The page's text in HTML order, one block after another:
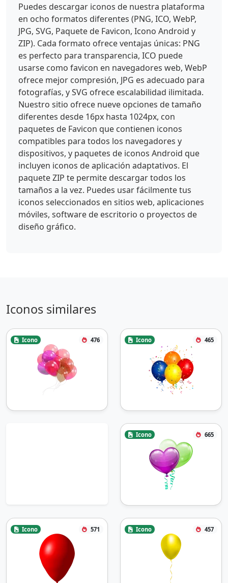
Puedes descargar iconos de nuestra plataforma
en ocho formatos diferentes (PNG, ICO, WebP,
JPG, SVG, Paquete de Favicon, Icono Android y
ZIP). Cada formato ofrece ventajas únicas: PNG
es perfecto para transparencia, ICO puede
usarse como favicon en navegadores web, WebP
ofrece mejor compresión, JPG es adecuado para
fotografías, y SVG ofrece escalabilidad ilimitada.
Nuestro sitio ofrece nueve opciones de tamaño
diferentes desde 16px hasta 1024px, con
paquetes de Favicon que contienen iconos
compatibles para todos los navegadores y
dispositivos, y paquetes de iconos Android que
incluyen iconos de aplicación adaptativos. El
paquete ZIP te permite descargar todos los
tamaños a la vez. Puedes usar fácilmente tus
iconos seleccionados en sitios web, aplicaciones
móviles, software de escritorio o proyectos de
diseño gráfico.
Iconos similares
Icono 476 Icono 465
Icono 665
Icono 571 Icono 457